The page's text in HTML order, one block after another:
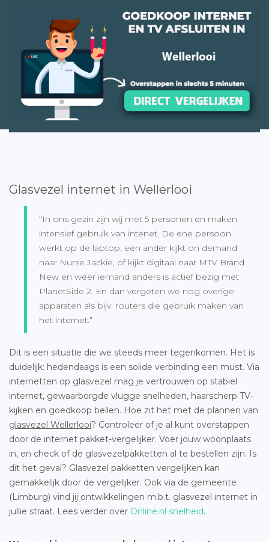
Glasvezel internet in Wellerlooi
“In ons gezin zijn wij met 5 personen en maken
intensief gebruik van intenet. De ene persoon
werkt op de laptop, een ander kijkt on demand
naar Nurse Jackie, of kijkt digitaal naar MTV Brand
New en weer iemand anders is actief bezig met
PlanetSide 2. En dan vergeten we nog overige
apparaten als bijv. routers die gebruik maken van
het internet.”
Dit is een situatie die we steeds meer tegenkomen. Het is
duidelijk: hedendaags is een solide verbinding een must. Via
internetten op glasvezel mag je vertrouwen op stabiel
internet, gewaarborgde vlugge snelheden, haarscherp TV-
kijken en goedkoop bellen. Hoe zit het met de plannen van
glasvezel Wellerlooi? Controleer of je al kunt overstappen
door de internet pakket-vergelijker. Voer jouw woonplaats
in, en check of de glasvezelpakketten al te bestellen zijn. Is
dit het geval? Glasvezel pakketten vergelijken kan
gemakkelijk door de vergelijker. Ook via de gemeente
(Limburg) vind jij ontwikkelingen m.b.t. glasvezel internet in
jullie straat. Lees verder over Online.nl snelheid.